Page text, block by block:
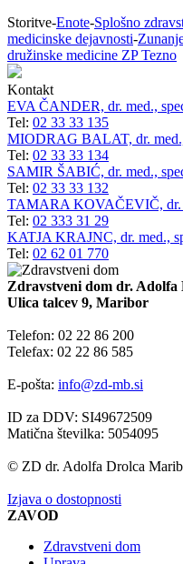
Storitve-Enote-Splošno
medicinske dejavnosti-
družinske medicine ZP Tezno
Kontakt
EVA ČANDER, dr. med.,
Tel: 02 33 33 135
MIODRAG BALAT, dr. med.,
Tel: 02 33 33 134
SAMIR ŠABIĆ, dr. med.,
Tel: 02 33 33 132
TAMARA KOVAČEVIČ, dr.
Tel: 02 333 31 29
KATJA KRAJNC, dr. med.,
Tel: 02 62 01 770
Zdravstveni dom dr.
Ulica talcev 9, Maribor
Telefon: 02 22 86 200
Telefax: 02 22 86 585
E-pošta: info@zd-mb.si
ID za DDV: SI49672509
Matična številka: 5054095
© ZD dr. Adolfa Drolca
Izjava o dostopnosti
ZAVOD
Zdravstveni dom